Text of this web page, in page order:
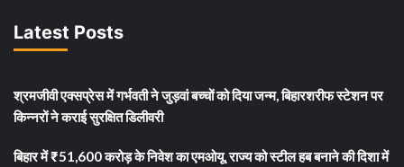
Latest Posts
श्रमजीवी एक्सप्रेस में गर्भवती ने जुड़वां बच्चों को दिया जन्म, बिहारशरीफ स्टेशन पर
किन्नरों ने कराई सुरक्षित डिलीवरी
बिहार में ₹51,600 करोड़ के निवेश का एमओयू, राज्य को स्टील हब बनाने की दिशा में